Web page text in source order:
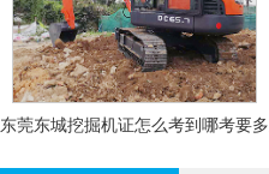
东莞东城挖掘机证怎么考到哪考要多